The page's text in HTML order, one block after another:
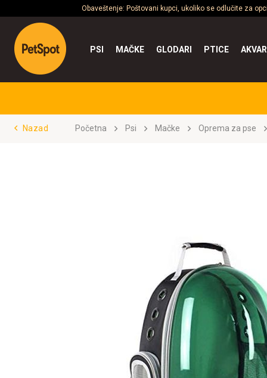
Obaveštenje: Poštovani kupci, ukoliko se odlučite za
PSI MAČKE GLODARI PTICE
Nazad Početna Psi Mačke Oprema za pse